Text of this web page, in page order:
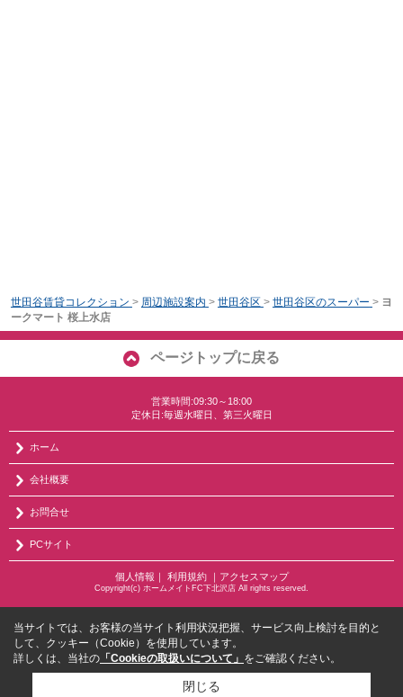
世田谷賃貸コレクション > 周辺施設案内 > 世田谷区 > 世田谷区のスーパー > ヨ
ークマート 桜上水店
ページトップに戻る
営業時間:09:30～18:00
定休日:毎週水曜日、第三火曜日
ホーム
会社概要
お問合せ
PCサイト
個人情報 ｜ 利用規約｜ アクセスマップ
Copyright(c) ホームメイトFC下北沢店 All rights reserved.
当サイトでは、お客様の当サイト利用状況把握、サービス向上検討を目的と
して、クッキー（Cookie）を使用しています。
詳しくは、当社の 「Cookieの取扱いについて」 をご確認ください。
閉じる